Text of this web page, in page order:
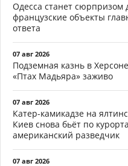
Одесса станет сюрпризом
французские объекты
ответа
07 авг 2026
Подземная казнь в
«Птах Мадьяра» заживо
07 авг 2026
Катер-камикадзе на
Киев снова бьёт по
американский разведчик
07 авг 2026